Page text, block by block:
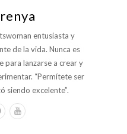
entusiasta y
de la vida. Nunca es
para lanzarse a crear y
“Permítete ser
siendo excelente”.